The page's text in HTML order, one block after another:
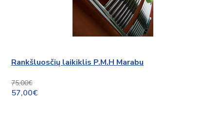
Rankšluosčių laikiklis P.M.H Marabu
75,00€
57,00€